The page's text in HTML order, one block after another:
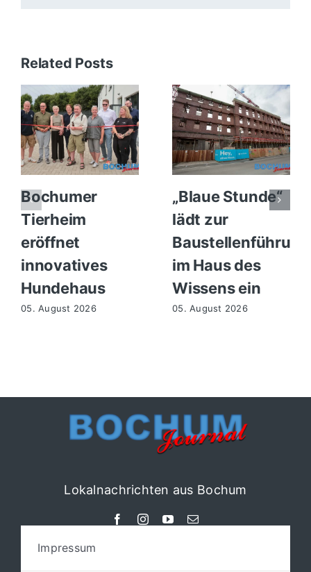
Related Posts
Bochumer
Tierheim
eröffnet
innovatives
Hundehaus
05. August 2026
„Blaue Stunde“
lädt zur
Baustellenführung
im Haus des
Wissens ein
05. August 2026
Lokalnachrichten aus Bochum
Impressum